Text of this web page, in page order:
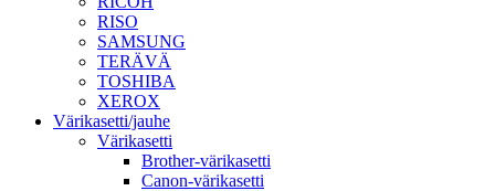
RISO
SAMSUNG
TERÄVÄ
TOSHIBA
XEROX
Värikasetti/jauhe
Värikasetti
Brother-värikasetti
Canon-värikasetti